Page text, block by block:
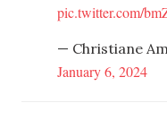
pic.twitter.com/
— Christiane
January 6, 2024